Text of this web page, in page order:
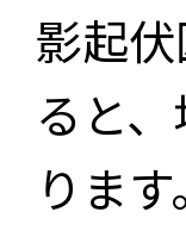
影起
ると
ります。